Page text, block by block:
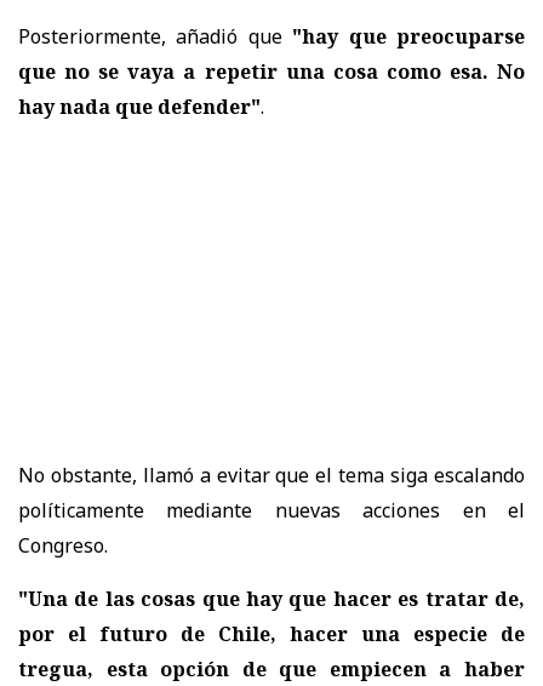
Posteriormente, añadió que "hay que preocuparse
que no se vaya a repetir una cosa como esa. No
hay nada que defender".
No obstante, llamó a evitar que el tema siga escalando
políticamente mediante nuevas acciones en el
Congreso.
"Una de las cosas que hay que hacer es tratar de,
por el futuro de Chile, hacer una especie de
tregua, esta opción de que empiecen a haber